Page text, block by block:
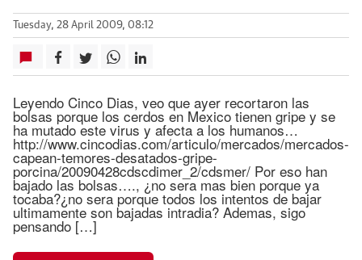
Tuesday, 28 April 2009, 08:12
Leyendo Cinco Dias, veo que ayer recortaron las
bolsas porque los cerdos en Mexico tienen gripe y se
ha mutado este virus y afecta a los humanos…
http://www.cincodias.com/articulo/mercados/mercados-
capean-temores-desatados-gripe-
porcina/20090428cdscdimer_2/cdsmer/ Por eso han
bajado las bolsas…., ¿no sera mas bien porque ya
tocaba?¿no sera porque todos los intentos de bajar
ultimamente son bajadas intradia? Ademas, sigo
pensando […]